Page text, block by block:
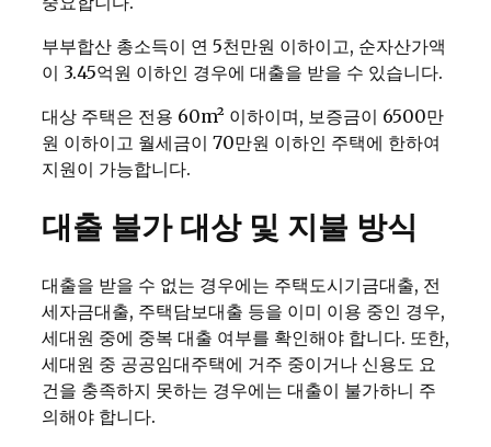
부부합산 총소득이 연 5천만원 이하이고, 순자산가액
이 3.45억원 이하인 경우에 대출을 받을 수 있습니다.
대상 주택은 전용 60m² 이하이며, 보증금이 6500만
원 이하이고 월세금이 70만원 이하인 주택에 한하여
지원이 가능합니다.
대출 불가 대상 및 지불 방식
대출을 받을 수 없는 경우에는 주택도시기금대출, 전
세자금대출, 주택담보대출 등을 이미 이용 중인 경우,
세대원 중에 중복 대출 여부를 확인해야 합니다. 또한,
세대원 중 공공임대주택에 거주 중이거나 신용도 요
건을 충족하지 못하는 경우에는 대출이 불가하니 주
의해야 합니다.